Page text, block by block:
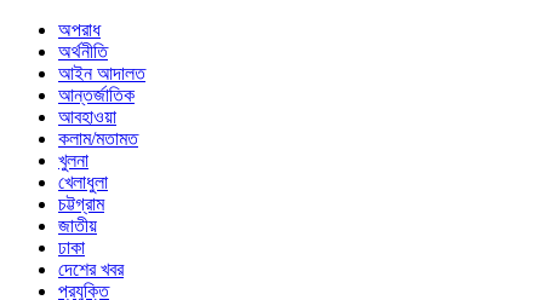
অপরাধ
অর্থনীতি
আইন আদালত
আন্তর্জাতিক
আবহাওয়া
কলাম/মতামত
খুলনা
খেলাধুলা
চট্টগ্রাম
জাতীয়
ঢাকা
দেশের খবর
প্রযুক্তি